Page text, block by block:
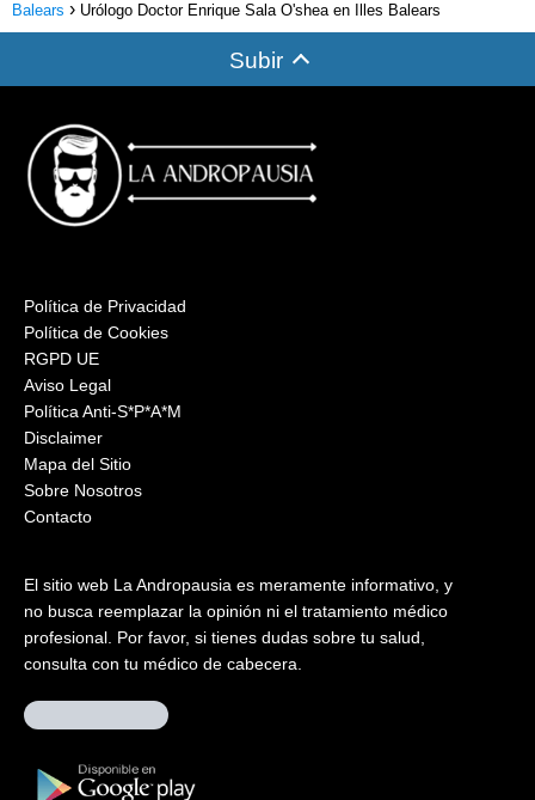
Balears
Urólogo Doctor Enrique Sala O'shea en Illes Balears
Subir
Política de Privacidad
Política de Cookies
RGPD UE
Aviso Legal
Política Anti-S*P*A*M
Disclaimer
Mapa del Sitio
Sobre Nosotros
Contacto
El sitio web La Andropausia es meramente informativo, y
no busca reemplazar la opinión ni el tratamiento médico
profesional. Por favor, si tienes dudas sobre tu salud,
consulta con tu médico de cabecera.